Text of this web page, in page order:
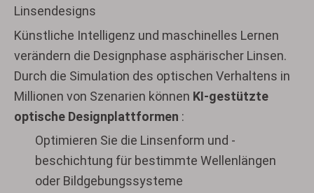
Linsendesigns
Künstliche Intelligenz und maschinelles Lernen
verändern die Designphase asphärischer Linsen.
Durch die Simulation des optischen Verhaltens in
Millionen von Szenarien können KI-gestützte
optische Designplattformen :
Optimieren Sie die Linsenform und -
beschichtung für bestimmte Wellenlängen
oder Bildgebungssysteme